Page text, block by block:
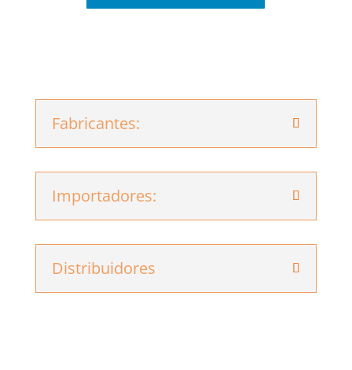
Fabricantes:
Importadores:
Distribuidores